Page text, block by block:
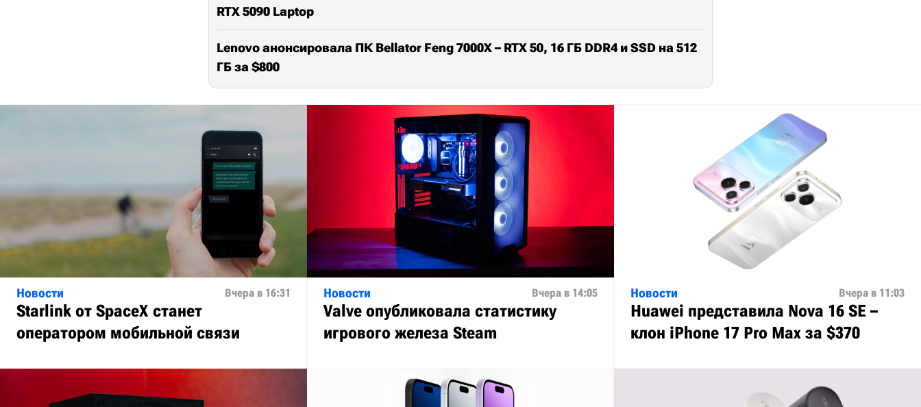
RTX 5090 Laptop
Lenovo анонсировала ПК Bellator Feng 7000X – RTX 50, 16 ГБ DDR4 и SSD на 512
ГБ за $800
Новости Вчера в 16:31
Starlink от SpaceX станет
оператором мобильной связи
Новости Вчера в 14:05
Valve опубликовала статистику
игрового железа Steam
Новости Вчера в 11:03
Huawei представила Nova 16 SE –
клон iPhone 17 Pro Max за $370